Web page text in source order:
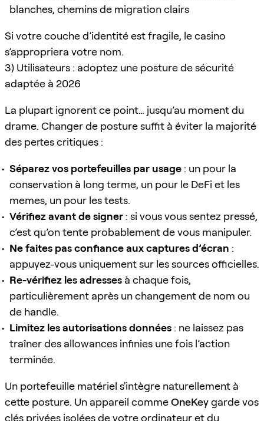
blanches, chemins de migration clairs
Si votre couche d’identité est fragile, le casino
s’appropriera votre nom.
3) Utilisateurs : adoptez une posture de sécurité
adaptée à 2026
La plupart ignorent ce point… jusqu’au moment du
drame. Changer de posture suffit à éviter la majorité
des pertes critiques :
Séparez vos portefeuilles par usage : un pour la
conservation à long terme, un pour le DeFi et les
memes, un pour les tests.
Vérifiez avant de signer : si vous vous sentez pressé,
c’est qu’on tente probablement de vous manipuler.
Ne faites pas confiance aux captures d’écran :
appuyez-vous uniquement sur les sources officielles.
Re-vérifiez les adresses à chaque fois,
particulièrement après un changement de nom ou
de handle.
Limitez les autorisations données : ne laissez pas
traîner des allowances infinies une fois l’action
terminée.
Un portefeuille matériel s'intègre naturellement à
cette posture. Un appareil commeOneKeygarde vos
clés privées isolées de votre ordinateur et du